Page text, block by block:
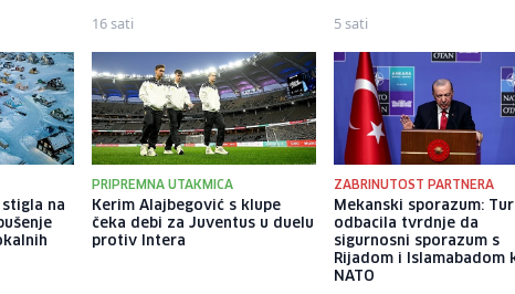
16 sati 5 sati
na
PRIPREMNA UTAKMICA
Kerim Alajbegović s klupe
čeka debi za Juventus u duelu
protiv Intera
ZABRINUTOST PARTNERA
Mekanski sporazum:
odbacila tvrdnje da
sigurnosni sporazum s
Rijadom i Islamabadom
NATO